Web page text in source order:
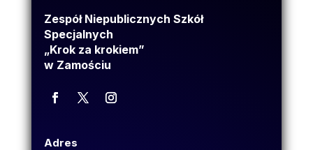
Zespół Niepublicznych Szkół
Specjalnych
„Krok za krokiem”
w Zamościu
Adres